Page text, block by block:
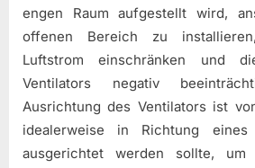
engen Raum aufgestellt wird,
offenen Bereich zu
Luftstrom einschränken und
Ventilators negativ
Ausrichtung des Ventilators ist
idealerweise in Richtung
ausgerichtet werden sollte,